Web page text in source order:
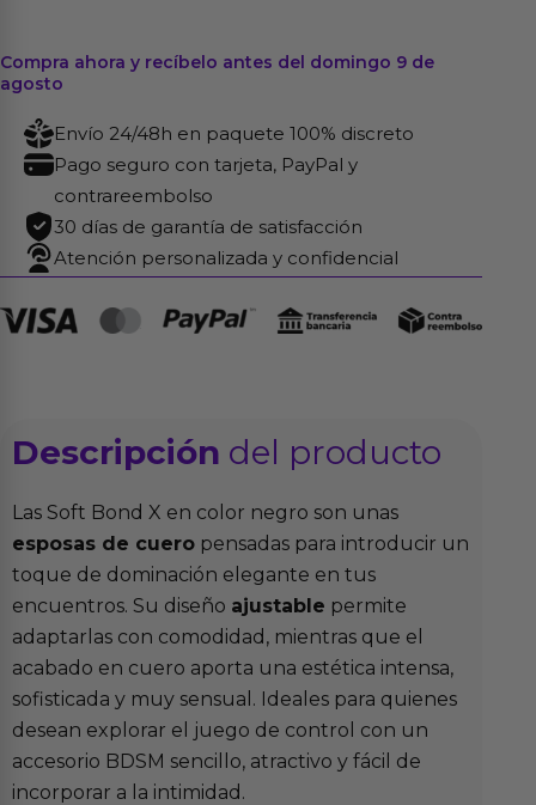
Compra ahora y recíbelo antes del domingo 9 de
agosto
Envío 24/48h en paquete 100% discreto
Pago seguro con tarjeta, PayPal y
contrareembolso
30 días de garantía de satisfacción
Atención personalizada y confidencial
Descripción del producto
Las Soft Bond X en color negro son unas
esposas de cuero pensadas para introducir un
toque de dominación elegante en tus
encuentros. Su diseño ajustable permite
adaptarlas con comodidad, mientras que el
acabado en cuero aporta una estética intensa,
sofisticada y muy sensual. Ideales para quienes
desean explorar el juego de control con un
accesorio BDSM sencillo, atractivo y fácil de
incorporar a la intimidad.